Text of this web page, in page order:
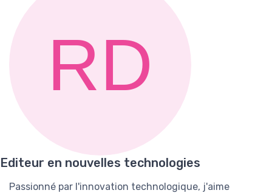
Editeur en nouvelles technologies
Passionné par l'innovation technologique, j'aime